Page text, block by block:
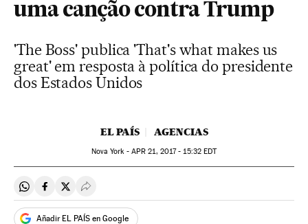
uma canção contra Trump
'The Boss' publica 'That's what makes us
great' em resposta à política do presidente
dos Estados Unidos
EL PAÍS AGENCIAS
Nova York - APR 21, 2017 - 15:32EDT
Compartir en Whatsapp
Compartir en Facebook
Compartir en Twitter
Desplegar Redes Sociales
Añadir EL PAÍS en Google